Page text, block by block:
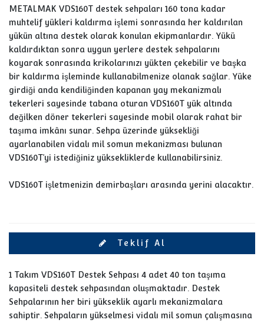
METALMAK VDS160T destek sehpaları 160 tona kadar
muhtelif yükleri kaldırma işlemi sonrasında her kaldırılan
yükün altına destek olarak konulan ekipmanlardır. Yükü
kaldırdıktan sonra uygun yerlere destek sehpalarını
koyarak sonrasında krikolarınızı yükten çekebilir ve başka
bir kaldırma işleminde kullanabilmenize olanak sağlar. Yüke
girdiği anda kendiliğinden kapanan yay mekanizmalı
tekerleri sayesinde tabana oturan VDS160T yük altında
değilken döner tekerleri sayesinde mobil olarak rahat bir
taşıma imkânı sunar. Sehpa üzerinde yüksekliği
ayarlanabilen vidalı mil somun mekanizması bulunan
VDS160T’yi istediğiniz yüksekliklerde kullanabilirsiniz.
VDS160T işletmenizin demirbaşları arasında yerini alacaktır.
Teklif Al
1 Takım VDS160T Destek Sehpası 4 adet 40 ton taşıma
kapasiteli destek sehpasından oluşmaktadır. Destek
Sehpalarının her biri yükseklik ayarlı mekanizmalara
sahiptir. Sehpaların yükselmesi vidalı mil somun çalışmasına